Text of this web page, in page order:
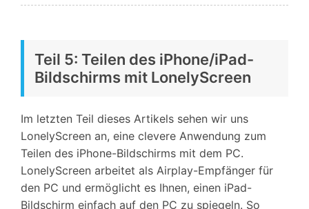
Teil 5: Teilen des iPhone/iPad-
Bildschirms mit LonelyScreen
Im letzten Teil dieses Artikels sehen wir uns
LonelyScreen an, eine clevere Anwendung zum
Teilen des iPhone-Bildschirms mit dem PC.
LonelyScreen arbeitet als Airplay-Empfänger für
den PC und ermöglicht es Ihnen, einen iPad-
Bildschirm einfach auf den PC zu spiegeln. So